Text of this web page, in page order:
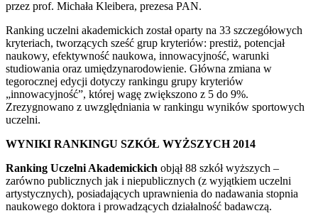
przez prof. Michała Kleibera, prezesa PAN.
Ranking uczelni akademickich został oparty na 33 szczegółowych
kryteriach, tworzących sześć grup kryteriów: prestiż, potencjał
naukowy, efektywność naukowa, innowacyjność, warunki
studiowania oraz umiędzynarodowienie. Główna zmiana w
tegorocznej edycji dotyczy rankingu grupy kryteriów
„innowacyjność”, której wagę zwiększono z 5 do 9%.
Zrezygnowano z uwzględniania w rankingu wyników sportowych
uczelni.
WYNIKI RANKINGU SZKÓŁ WYŻSZYCH 2014
Ranking Uczelni Akademickich objął 88 szkół wyższych –
zarówno publicznych jak i niepublicznych (z wyjątkiem uczelni
artystycznych), posiadających uprawnienia do nadawania stopnia
naukowego doktora i prowadzących działalność badawczą.